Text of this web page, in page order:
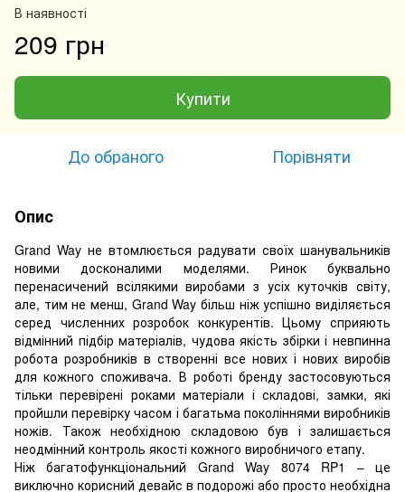
В наявності
209 грн
Купити
До обраного Порівняти
Опис
Grand Way не втомлюється радувати своїх шанувальників
новими досконалими моделями. Ринок буквально
перенасичений всілякими виробами з усіх куточків світу,
але, тим не менш, Grand Way більш ніж успішно виділяється
серед численних розробок конкурентів. Цьому сприяють
відмінний підбір матеріалів, чудова якість збірки і невпинна
робота розробників в створенні все нових і нових виробів
для кожного споживача. В роботі бренду застосовуються
тільки перевірені роками матеріали і складові, замки, які
пройшли перевірку часом і багатьма поколіннями виробників
ножів. Також необхідною складовою був і залишається
неодмінний контроль якості кожного виробничого етапу.
Ніж багатофункціональний Grand Way 8074 RP1 – це
виключно корисний девайс в подорожі або просто необхідна